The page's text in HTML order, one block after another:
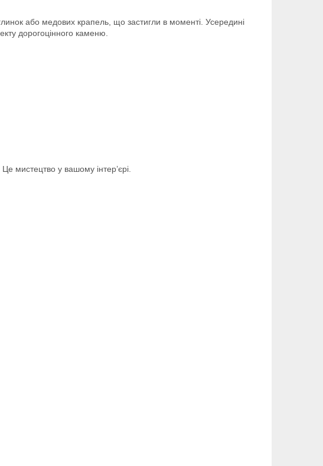
або медових крапель, що застигли в моменті. Усередині
дорогоцінного каменю.
мистецтво у вашому інтер’єрі.